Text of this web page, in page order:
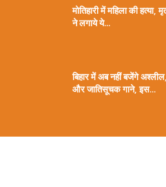
मोतिहारी में महिला की हत्या,
ने लगाये ये...
बिहार में अब नहीं बजेंगे अश्लील,
और जातिसूचक गाने, इस...